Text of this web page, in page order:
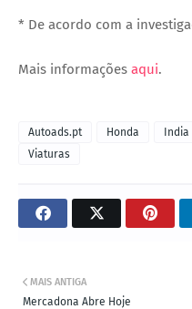
* De acordo com a
Mais informações aqui.
Autoads.pt Honda India
Viaturas
MAIS ANTIGA
Mercadona Abre Hoje